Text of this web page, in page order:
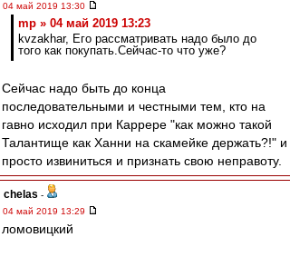
04 май 2019 13:30
mp » 04 май 2019 13:23
kvzakhar, Его рассматривать надо было до
того как покупать.Сейчас-то что уже?
Сейчас надо быть до конца
последовательными и честными тем, кто на
гавно исходил при Каррере "как можно такой
Талантище как Ханни на скамейке держать?!" и
просто извиниться и признать свою неправоту.
chelas -
04 май 2019 13:29
ломовицкий